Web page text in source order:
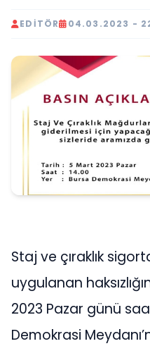
EDITÖR 04.03.2023 -
Staj ve çıraklık
uygulanan
2023 Pazar günü
Demokrasi